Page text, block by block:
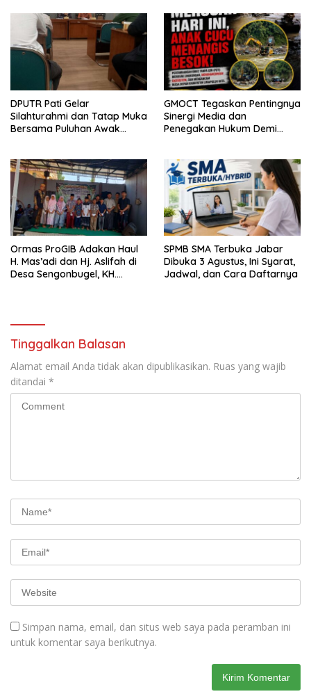
Hukum Sampai Tingkat Pusat
DPUTR Pati Gelar
Silahturahmi dan Tatap Muka
Bersama Puluhan Awak
GMOCT Tegaskan Pentingnya
Sinergi Media dan
Penegakan Hukum Demi
Ormas ProGIB Adakan Haul
H. Mas’adi dan Hj. Aslifah di
Desa Sengonbugel, KH.
SPMB SMA Terbuka Jabar
Dibuka 3 Agustus, Ini Syarat,
Jadwal, dan Cara Daftarnya
Tinggalkan Balasan
Alamat email Anda tidak akan dipublikasikan. Ruas yang wajib
ditandai *
Simpan nama, email, dan situs web saya pada peramban ini
untuk komentar saya berikutnya.